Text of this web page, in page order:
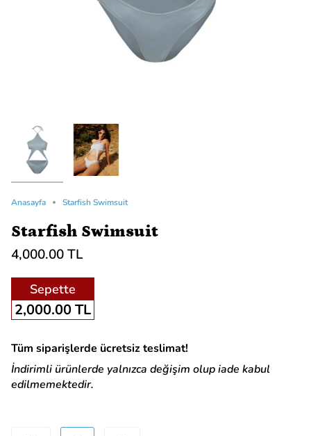
Anasayfa Starfish Swimsuit
Starfish Swimsuit
4,000.00 TL
Sepette
2,000.00 TL
Tüm siparişlerde ücretsiz teslimat!
İndirimli ürünlerde yalnızca değişim olup iade kabul
edilmemektedir.